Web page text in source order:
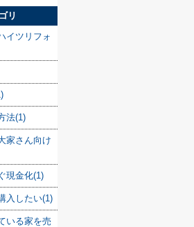
リ
イツリフォ
法(1)
家さん向け
現金化(1)
入したい(1)
いる家を売